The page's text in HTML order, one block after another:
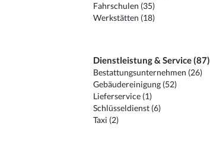
Fahrschulen (35)
Werkstätten (18)
Dienstleistung & Service (87)
Bestattungsunternehmen (26)
Gebäudereinigung (52)
Lieferservice (1)
Schlüsseldienst (6)
Taxi (2)